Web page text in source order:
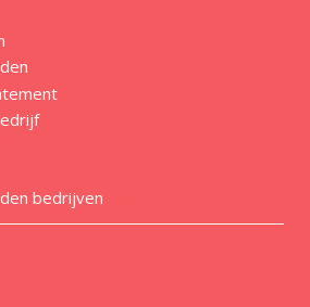
bedrijven